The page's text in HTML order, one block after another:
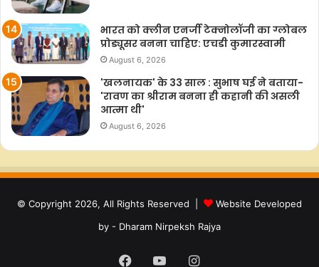
भारत को क्लीन एनर्जी टेक्नोलॉजी का ग्लोबल
प्रोड्यूसर बनना चाहिए: एचडी कुमारस्वामी
August 6, 2026
'खलनायक' के 33 साल : सुभाष घई ने बताया-
'रावण का श्रीराम बनना ही कहानी की असली
आत्मा थी'
August 6, 2026
© Copyright 2026, All Rights Reserved |
Website Developed
by - Dharam Nirpeksh Rajya
Facebook
YouTubeInstagram